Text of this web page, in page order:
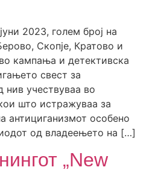
2023, голем број на
Скопје, Кратово и
кампања и детективска
свест за
нив учествуваа во
што истражуваа за
антициганизмот особено
од владеењето на […]
„New